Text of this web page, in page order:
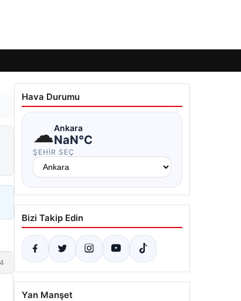
Hava Durumu
☁Ankara
NaN°C
ŞEHIR SEÇ
Bizi Takip Edin
Yan Manşet